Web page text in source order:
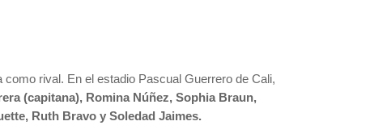
rival. En el estadio Pascual Guerrero de Cali,
(capitana), Romina Núñez, Sophia Braun,
Ruth Bravo y Soledad Jaimes.